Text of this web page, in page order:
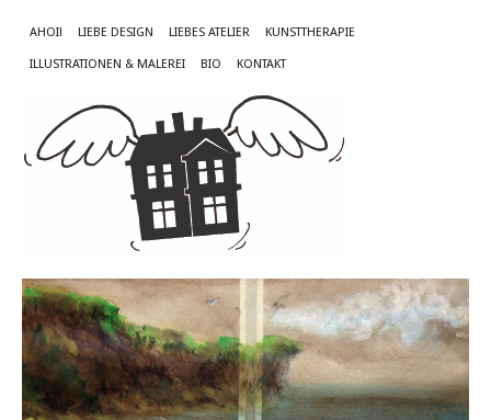
AHOI! LIEBE DESIGN LIEBES ATELIER KUNSTTHERAPIE
ILLUSTRATIONEN & MALEREI BIO KONTAKT